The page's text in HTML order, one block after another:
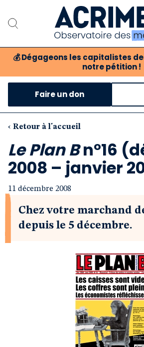
💰 Dégageons les capitalistes
notre pétition !
Notre
Notre critique des
Nos propositions
Notre revue
Boutique
Faire un don
‹ Retour à l'accueil
Le Plan Bn°16
2008 – janvier
11 décembre 2008
Chez votre marchand
depuis le 5 décembre.